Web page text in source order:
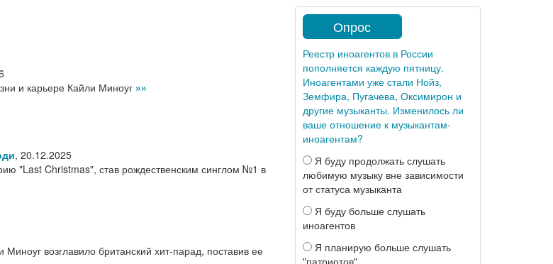
и карьере Кайли Миноуг »»
, 20.12.2025
"Last Christmas", став рождественским синглом №1 в
возглавило британский хит-парад, поставив ее
Опрос
Реестр иноагентов в России
пополняется каждую пятницу.
Иноагентами уже стали Нойз,
Земфира, Пугачева, Оксимирон и
другие музыканты. Изменилось ли
ваше отношение к музыкантам-
иноагентам?
Я буду продолжать слушать
любимую музыку вне зависимости
от статуса музыканта
Я буду больше слушать
иноагентов
Я планирую больше слушать
"патриотов"